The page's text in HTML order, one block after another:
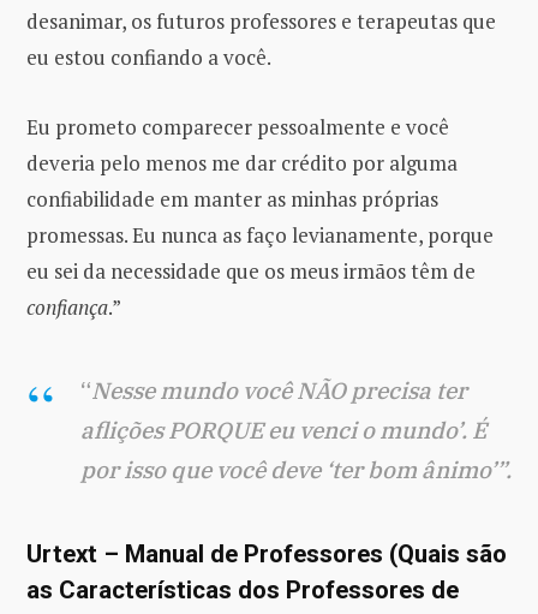
desanimar, os futuros professores e terapeutas que
eu estou confiando a você.
Eu prometo comparecer pessoalmente e você
deveria pelo menos me dar crédito por alguma
confiabilidade em manter as minhas próprias
promessas. Eu nunca as faço levianamente, porque
eu sei da necessidade que os meus irmãos têm de
confiança.”
“Nesse mundo você NÃO precisa ter
aflições PORQUE eu venci o mundo’. É
por isso que você deve ‘ter bom ânimo’”.
Urtext – Manual de Professores (Quais são
as Características dos Professores de